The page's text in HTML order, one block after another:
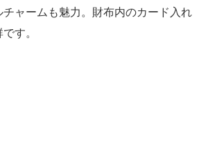
ャームも魅力。財布内のカード入れ
す。